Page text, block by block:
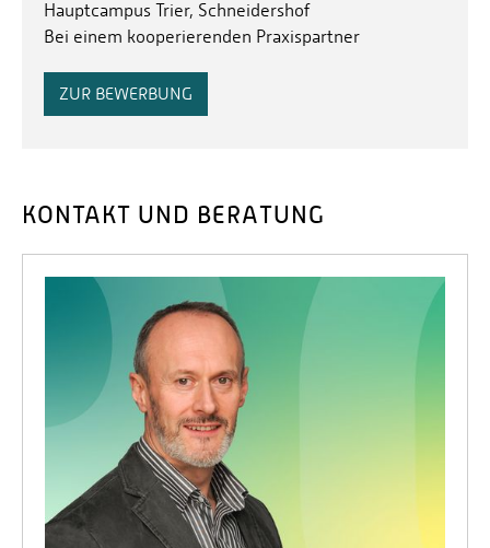
Kompetenzen in Bezug auf das persönliche
Zeitmanagement.
Hauptcampus Trier, Schneidershof
Bei einem kooperierenden Praxispartner
ZUR BEWERBUNG
KONTAKT UND BERATUNG